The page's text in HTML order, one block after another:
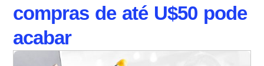
compras de até U$50 pode
acabar